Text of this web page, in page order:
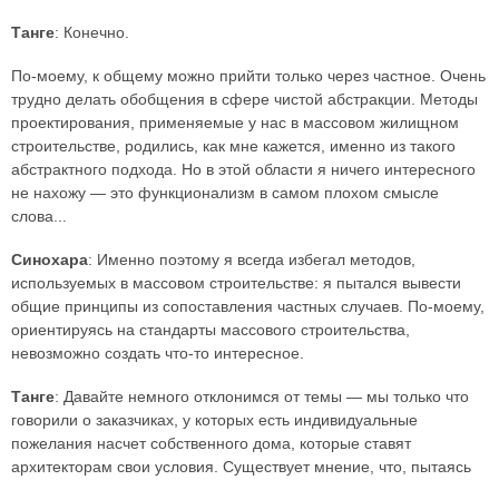
Танге: Конечно.
По-моему, к общему можно прийти только через частное. Очень
трудно делать обобщения в сфере чистой абстракции. Методы
проектирования, применяемые у нас в массовом жилищном
строительстве, родились, как мне кажется, именно из такого
абстрактного подхода. Но в этой области я ничего интересного
не нахожу — это функционализм в самом плохом смысле
слова...
Синохара: Именно поэтому я всегда избегал методов,
используемых в массовом строительстве: я пытался вывести
общие принципы из сопоставления частных случаев. По-моему,
ориентируясь на стандарты массового строительства,
невозможно создать что-то интересное.
Танге: Давайте немного отклонимся от темы — мы только что
говорили о заказчиках, у которых есть индивидуальные
пожелания насчет собственного дома, которые ставят
архитекторам свои условия. Существует мнение, что, пытаясь